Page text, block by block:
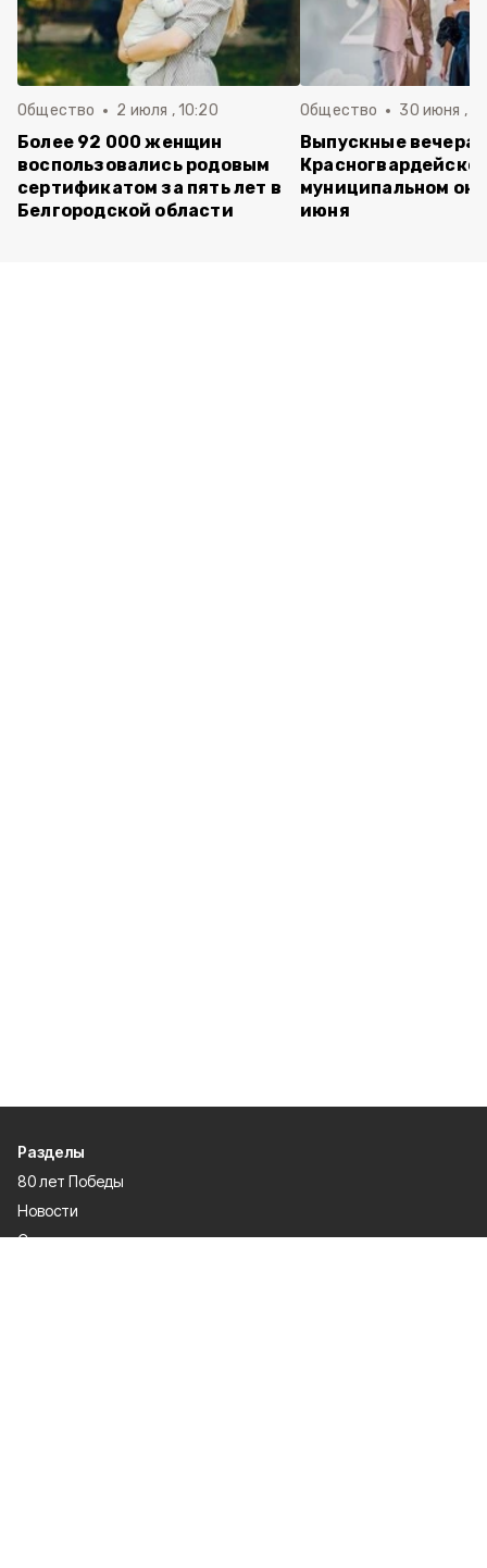
Общество 2 июля , 10:20
Более 92 000 женщин
воспользовались родовым
сертификатом за пять лет в
Белгородской области
Общество 30 июня ,
Выпускные вечера
муниципальном
июня
Разделы
80 лет Победы
Новости
Статьи